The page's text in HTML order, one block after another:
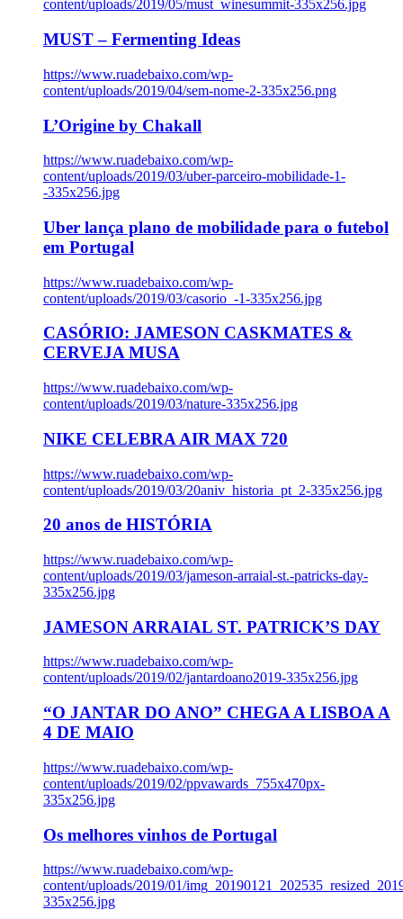
content/uploads/2019/05/must_winesummit-335x256.jpg
MUST – Fermenting Ideas
https://www.ruadebaixo.com/wp-
content/uploads/2019/04/sem-nome-2-335x256.png
L’Origine by Chakall
https://www.ruadebaixo.com/wp-
content/uploads/2019/03/uber-parceiro-mobilidade-1-
-335x256.jpg
Uber lança plano de mobilidade para o futebol
em Portugal
https://www.ruadebaixo.com/wp-
content/uploads/2019/03/casorio_-1-335x256.jpg
CASÓRIO: JAMESON CASKMATES &
CERVEJA MUSA
https://www.ruadebaixo.com/wp-
content/uploads/2019/03/nature-335x256.jpg
NIKE CELEBRA AIR MAX 720
https://www.ruadebaixo.com/wp-
content/uploads/2019/03/20aniv_historia_pt_2-335x256.jpg
20 anos de HISTÓRIA
https://www.ruadebaixo.com/wp-
content/uploads/2019/03/jameson-arraial-st.-patricks-day-
335x256.jpg
JAMESON ARRAIAL ST. PATRICK’S DAY
https://www.ruadebaixo.com/wp-
content/uploads/2019/02/jantardoano2019-335x256.jpg
“O JANTAR DO ANO” CHEGA A LISBOA A
4 DE MAIO
https://www.ruadebaixo.com/wp-
content/uploads/2019/02/ppvawards_755x470px-
335x256.jpg
Os melhores vinhos de Portugal
https://www.ruadebaixo.com/wp-
content/uploads/2019/01/
335x256.jpg